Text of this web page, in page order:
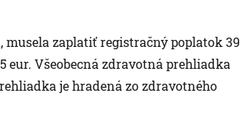
zaplatiť registračný poplatok 39
eur. Všeobecná zdravotná prehliadka
je hradená zo zdravotného